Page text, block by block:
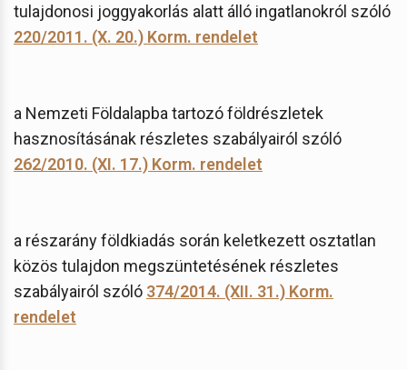
tulajdonosi joggyakorlás alatt álló ingatlanokról szóló
220/2011. (X. 20.) Korm. rendelet
a Nemzeti Földalapba tartozó földrészletek
hasznosításának részletes szabályairól szóló
262/2010. (XI. 17.) Korm. rendelet
a részarány földkiadás során keletkezett osztatlan
közös tulajdon megszüntetésének részletes
szabályairól szóló 374/2014. (XII. 31.) Korm.
rendelet